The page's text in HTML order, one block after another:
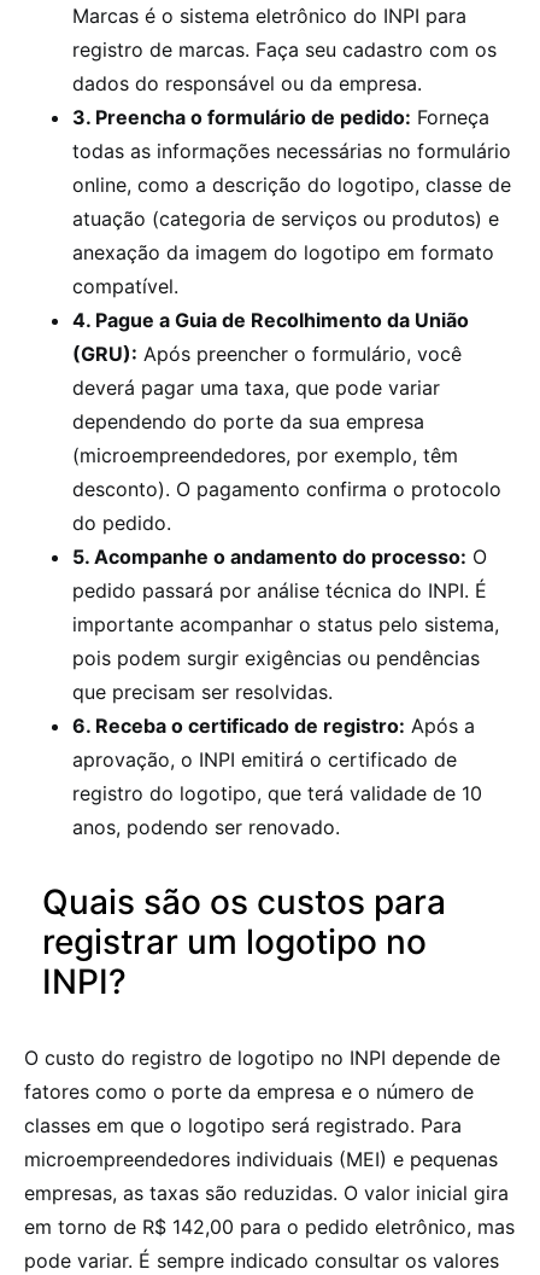
Marcas é o sistema eletrônico do INPI para
registro de marcas. Faça seu cadastro com os
dados do responsável ou da empresa.
3. Preencha o formulário de pedido: Forneça
todas as informações necessárias no formulário
online, como a descrição do logotipo, classe de
atuação (categoria de serviços ou produtos) e
anexação da imagem do logotipo em formato
compatível.
4. Pague a Guia de Recolhimento da União
(GRU): Após preencher o formulário, você
deverá pagar uma taxa, que pode variar
dependendo do porte da sua empresa
(microempreendedores, por exemplo, têm
desconto). O pagamento confirma o protocolo
do pedido.
5. Acompanhe o andamento do processo: O
pedido passará por análise técnica do INPI. É
importante acompanhar o status pelo sistema,
pois podem surgir exigências ou pendências
que precisam ser resolvidas.
6. Receba o certificado de registro: Após a
aprovação, o INPI emitirá o certificado de
registro do logotipo, que terá validade de 10
anos, podendo ser renovado.
Quais são os custos para
registrar um logotipo no
INPI?
O custo do registro de logotipo no INPI depende de
fatores como o porte da empresa e o número de
classes em que o logotipo será registrado. Para
microempreendedores individuais (MEI) e pequenas
empresas, as taxas são reduzidas. O valor inicial gira
em torno de R$ 142,00 para o pedido eletrônico, mas
pode variar. É sempre indicado consultar os valores